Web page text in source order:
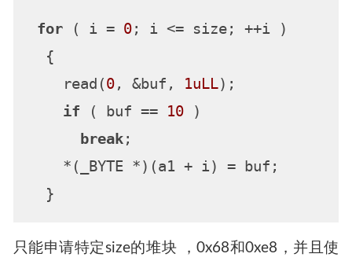
for ( i = 0; i <= size; ++i )
  {
    read(
0, &buf, 1uLL);
if ( buf == 10 )
break;
    *(_BYTE *)(a1 + i) = buf;
只能申请特定size的堆块 ，0x68和0xe8，并且使